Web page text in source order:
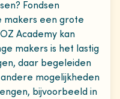
Fondsen
makers een grote
Academy kan
makers is het lastig
daar begeleiden
mogelijkheden
bijvoorbeeld in